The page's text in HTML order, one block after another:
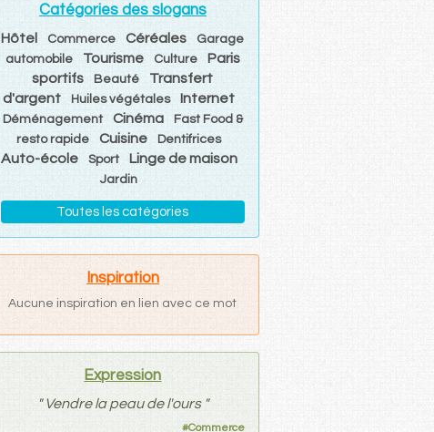
Catégories des slogans
Hôtel Commerce Céréales
Garage
automobile
Tourisme Culture
Paris
sportifs
Beauté
Transfert
d'argent
Huiles végétales Internet
Déménagement Cinéma
Fast Food &
resto rapide
Cuisine Dentifrices
Auto-école Sport Linge de maison
Jardin
Toutes les catégories
Inspiration
Aucune inspiration en lien avec ce mot
Expression
" Vendre la peau de l'ours "
#Commerce